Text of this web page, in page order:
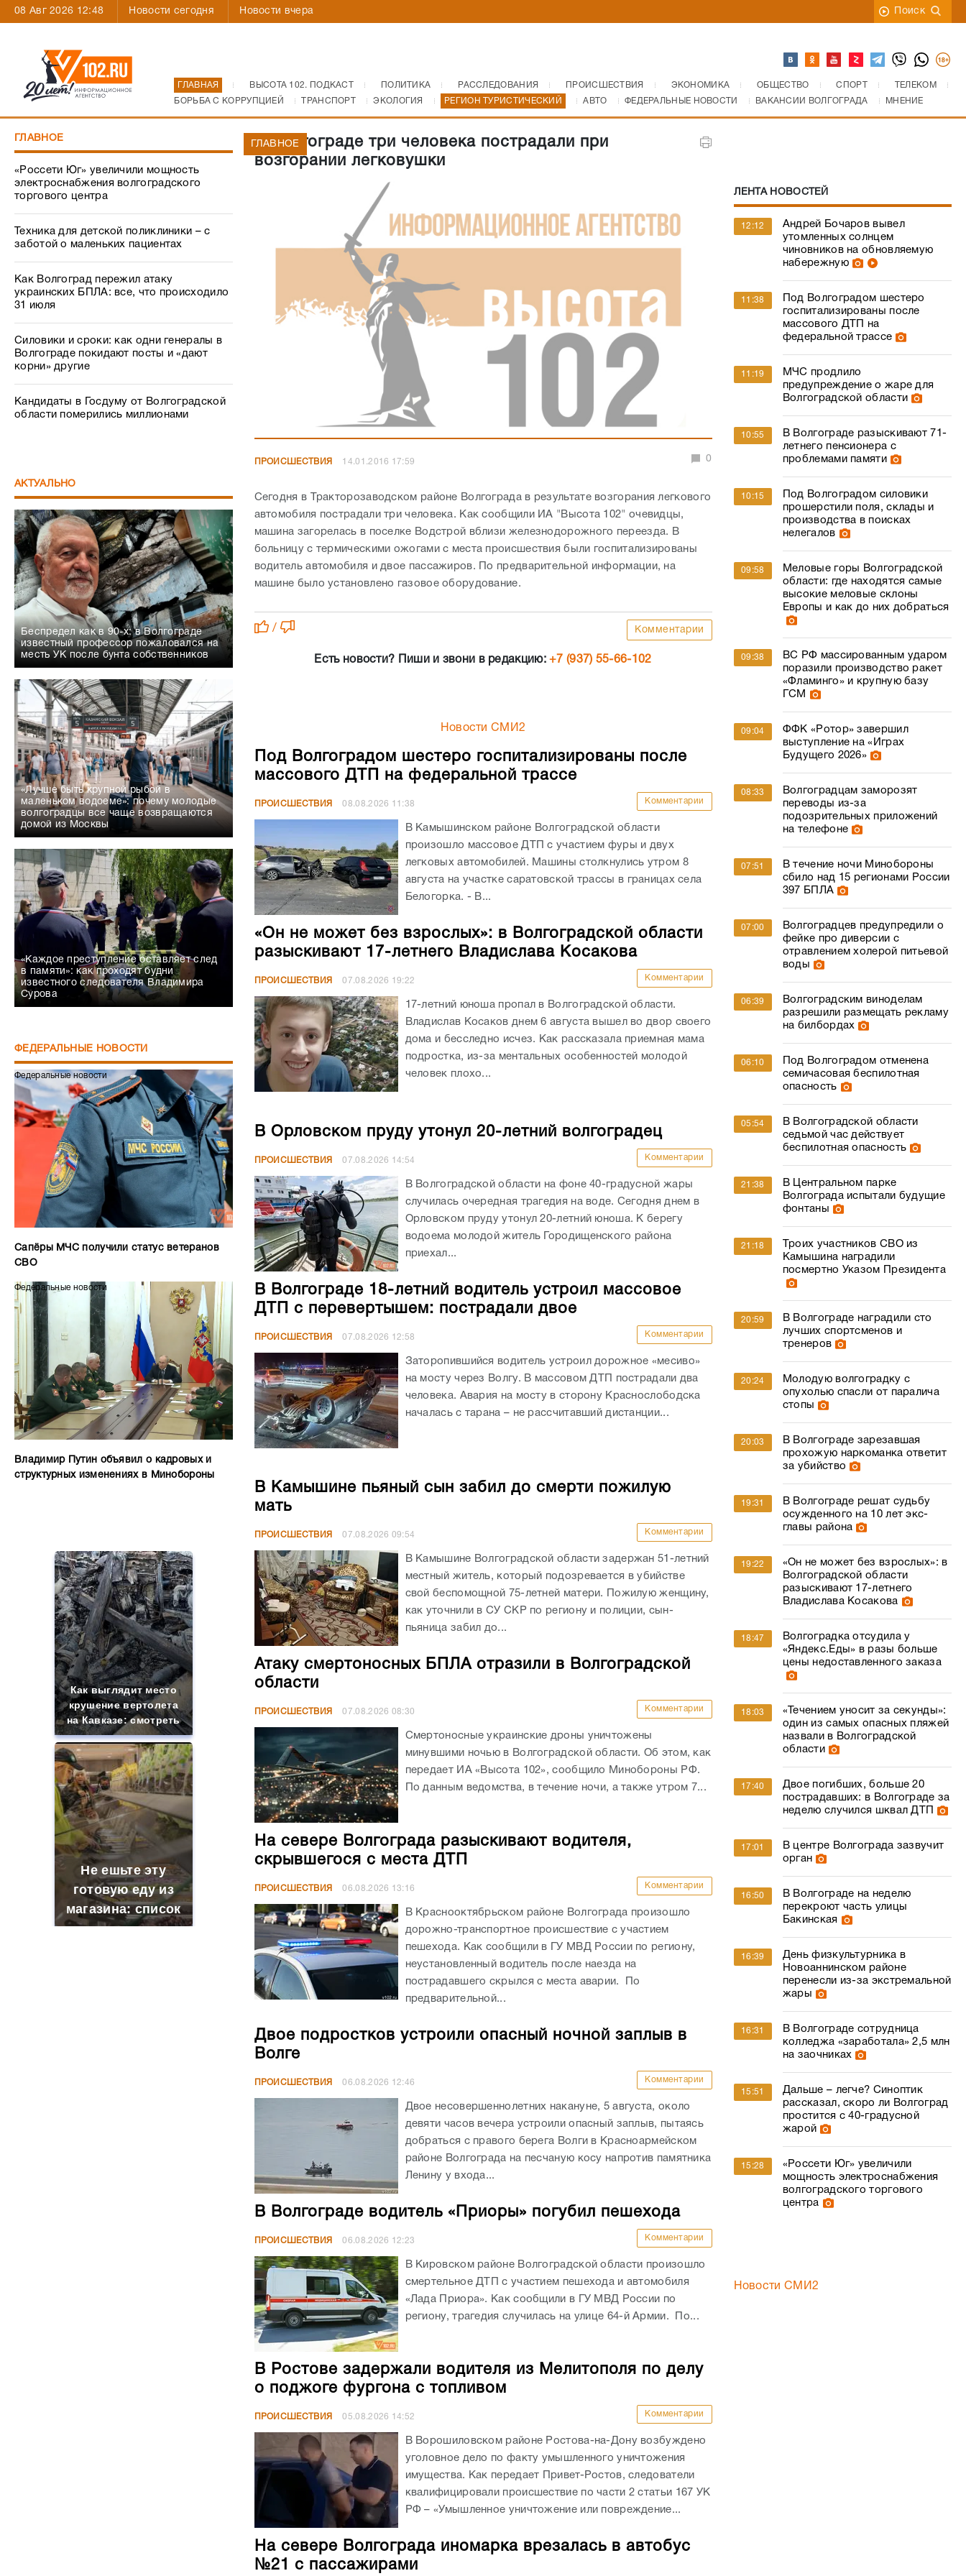
08 Авг 2026 12:48 Новости сегодня Новости вчера Поиск
ГЛАВНАЯ ВЫСОТА 102. ПОДКАСТ ПОЛИТИКА РАССЛЕДОВАНИЯ ПРОИСШЕСТВИЯ ЭКОНОМИКА ОБЩЕСТВО СПОРТ
ТЕЛЕКОМ
БОРЬБА С КОРРУПЦИЕЙ
ТРАНСПОРТ ЭКОЛОГИЯ РЕГИОН ТУРИСТИЧЕСКИЙ АВТО ФЕДЕРАЛЬНЫЕ НОВОСТИ ВАКАНСИИ ВОЛГОГРАДА МНЕНИЕ
ГЛАВНОЕ
«Россети Юг» увеличили мощность
электроснабжения волгоградского
торгового центра
Техника для детской поликлиники – с
заботой о маленьких пациентах
Как Волгоград пережил атаку
украинских БПЛА: все, что происходило
31 июля
Силовики и сроки: как одни генералы в
Волгограде покидают посты и «дают
корни» другие
Кандидаты в Госдуму от Волгоградской
области померились миллионами
АКТУАЛЬНО
Беспредел как в 90-х: в Волгограде
известный профессор пожаловался на
месть УК после бунта собственников
«Лучше быть крупной рыбой в
маленьком водоеме»: почему молодые
волгоградцы все чаще возвращаются
домой из Москвы
«Каждое преступление оставляет след
в памяти»: как проходят будни
известного следователя Владимира
Сурова
ФЕДЕРАЛЬНЫЕ НОВОСТИ
Федеральные новости
Сапёры МЧС получили статус ветеранов
СВО
Федеральные новости
Владимир Путин объявил о кадровых и
структурных изменениях в Минобороны
Как выглядит место
крушение вертолета
на Кавказе: смотреть
Не ешьте эту
готовую еду из
магазина: список
В Волгограде три человека пострадали при
возгорании легковушки
ГЛАВНОЕ
ПРОИСШЕСТВИЯ 14.01.2016 17:59 0
Сегодня в Тракторозаводском районе Волгограда в результате возгорания легкового
автомобиля пострадали три человека. Как сообщили ИА "Высота 102" очевидцы,
машина загорелась в поселке Водстрой вблизи железнодорожного переезда. В
больницу с термическими ожогами с места происшествия были госпитализированы
водитель автомобиля и двое пассажиров. По предварительной информации, на
машине было установлено газовое оборудование.
/ Комментарии
Есть новости? Пиши и звони в редакцию:+7 (937) 55-66-102
Новости СМИ2
Под Волгоградом шестеро госпитализированы после
массового ДТП на федеральной трассе
ПРОИСШЕСТВИЯ 08.08.2026 11:38 Комментарии
В Камышинском районе Волгоградской области
произошло массовое ДТП с участием фуры и двух
легковых автомобилей. Машины столкнулись утром 8
августа на участке саратовской трассы в границах села
Белогорка. - В...
«Он не может без взрослых»: в Волгоградской области
разыскивают 17-летнего Владислава Косакова
ПРОИСШЕСТВИЯ 07.08.2026 19:22 Комментарии
17-летний юноша пропал в Волгоградской области.
Владислав Косаков днем 6 августа вышел во двор своего
дома и бесследно исчез. Как рассказала приемная мама
подростка, из-за ментальных особенностей молодой
человек плохо...
В Орловском пруду утонул 20-летний волгоградец
ПРОИСШЕСТВИЯ 07.08.2026 14:54 Комментарии
В Волгоградской области на фоне 40-градусной жары
случилась очередная трагедия на воде. Сегодня днем в
Орловском пруду утонул 20-летний юноша. К берегу
водоема молодой житель Городищенского района
приехал...
В Волгограде 18-летний водитель устроил массовое
ДТП с перевертышем: пострадали двое
ПРОИСШЕСТВИЯ 07.08.2026 12:58 Комментарии
Заторопившийся водитель устроил дорожное «месиво»
на мосту через Волгу. В массовом ДТП пострадали два
человека. Авария на мосту в сторону Краснослободска
началась с тарана – не рассчитавший дистанции...
В Камышине пьяный сын забил до смерти пожилую
мать
ПРОИСШЕСТВИЯ 07.08.2026 09:54 Комментарии
В Камышине Волгоградской области задержан 51-летний
местный житель, который подозревается в убийстве
свой беспомощной 75-летней матери. Пожилую женщину,
как уточнили в СУ СКР по региону и полиции, сын-
пьяница забил до...
Атаку смертоносных БПЛА отразили в Волгоградской
области
ПРОИСШЕСТВИЯ 07.08.2026 08:30 Комментарии
Смертоносные украинские дроны уничтожены
минувшими ночью в Волгоградской области. Об этом, как
передает ИА «Высота 102», сообщило Минобороны РФ.
По данным ведомства, в течение ночи, а также утром 7...
На севере Волгограда разыскивают водителя,
скрывшегося с места ДТП
ПРОИСШЕСТВИЯ 06.08.2026 13:16 Комментарии
В Краснооктябрьском районе Волгограда произошло
дорожно-транспортное происшествие с участием
пешехода. Как сообщили в ГУ МВД России по региону,
неустановленный водитель после наезда на
пострадавшего скрылся с места аварии. По
предварительной...
Двое подростков устроили опасный ночной заплыв в
Волге
ПРОИСШЕСТВИЯ 06.08.2026 12:46 Комментарии
Двое несовершеннолетних накануне, 5 августа, около
девяти часов вечера устроили опасный заплыв, пытаясь
добраться с правого берега Волги в Красноармейском
районе Волгограда на песчаную косу напротив памятника
Ленину у входа...
В Волгограде водитель «Приоры» погубил пешехода
ПРОИСШЕСТВИЯ 06.08.2026 12:23 Комментарии
В Кировском районе Волгоградской области произошло
смертельное ДТП с участием пешехода и автомобиля
«Лада Приора». Как сообщили в ГУ МВД России по
региону, трагедия случилась на улице 64-й Армии. По...
В Ростове задержали водителя из Мелитополя по делу
о поджоге фургона с топливом
ПРОИСШЕСТВИЯ 05.08.2026 14:52 Комментарии
В Ворошиловском районе Ростова-на-Дону возбуждено
уголовное дело по факту умышленного уничтожения
имущества. Как передает Привет-Ростов, следователи
квалифицировали происшествие по части 2 статьи 167 УК
РФ – «Умышленное уничтожение или повреждение...
На севере Волгограда иномарка врезалась в автобус
№21 с пассажирами
ЛЕНТА НОВОСТЕЙ
12:12
Андрей Бочаров вывел
утомленных солнцем
чиновников на обновляемую
набережную
11:38
Под Волгоградом шестеро
госпитализированы после
массового ДТП на
федеральной трассе
11:19
МЧС продлило
предупреждение о жаре для
Волгоградской области
10:55
В Волгограде разыскивают 71-
летнего пенсионера с
проблемами памяти
10:15
Под Волгоградом силовики
прошерстили поля, склады и
производства в поисках
нелегалов
09:58
Меловые горы Волгоградской
области: где находятся самые
высокие меловые склоны
Европы и как до них добраться
09:38
ВС РФ массированным ударом
поразили производство ракет
«Фламинго» и крупную базу
ГСМ
09:04
ФФК «Ротор» завершил
выступление на «Играх
Будущего 2026»
08:33
Волгоградцам заморозят
переводы из-за
подозрительных приложений
на телефоне
07:51
В течение ночи Минобороны
сбило над 15 регионами России
397 БПЛА
07:00
Волгоградцев предупредили о
фейке про диверсии с
отравлением холерой питьевой
воды
06:39
Волгоградским виноделам
разрешили размещать рекламу
на билбордах
06:10
Под Волгоградом отменена
семичасовая беспилотная
опасность
05:54
В Волгоградской области
седьмой час действует
беспилотная опасность
21:38
В Центральном парке
Волгограда испытали будущие
фонтаны
21:18
Троих участников СВО из
Камышина наградили
посмертно Указом Президента
20:59
В Волгограде наградили сто
лучших спортсменов и
тренеров
20:24
Молодую волгоградку с
опухолью спасли от паралича
стопы
20:03
В Волгограде зарезавшая
прохожую наркоманка ответит
за убийство
19:31
В Волгограде решат судьбу
осужденного на 10 лет экс-
главы района
19:22
«Он не может без взрослых»: в
Волгоградской области
разыскивают 17-летнего
Владислава Косакова
18:47
Волгоградка отсудила у
«Яндекс.Еды» в разы больше
цены недоставленного заказа
18:03
«Течением уносит за секунды»:
один из самых опасных пляжей
назвали в Волгоградской
области
17:40
Двое погибших, больше 20
пострадавших: в Волгограде за
неделю случился шквал ДТП
17:01
В центре Волгограда зазвучит
орган
16:50
В Волгограде на неделю
перекроют часть улицы
Бакинская
16:39
День физкультурника в
Новоаннинском районе
перенесли из-за экстремальной
жары
16:31
В Волгограде сотрудница
колледжа «заработала» 2,5 млн
на заочниках
15:51
Дальше – легче? Синоптик
рассказал, скоро ли Волгоград
простится с 40-градусной
жарой
15:28
«Россети Юг» увеличили
мощность электроснабжения
волгоградского торгового
центра
Новости СМИ2